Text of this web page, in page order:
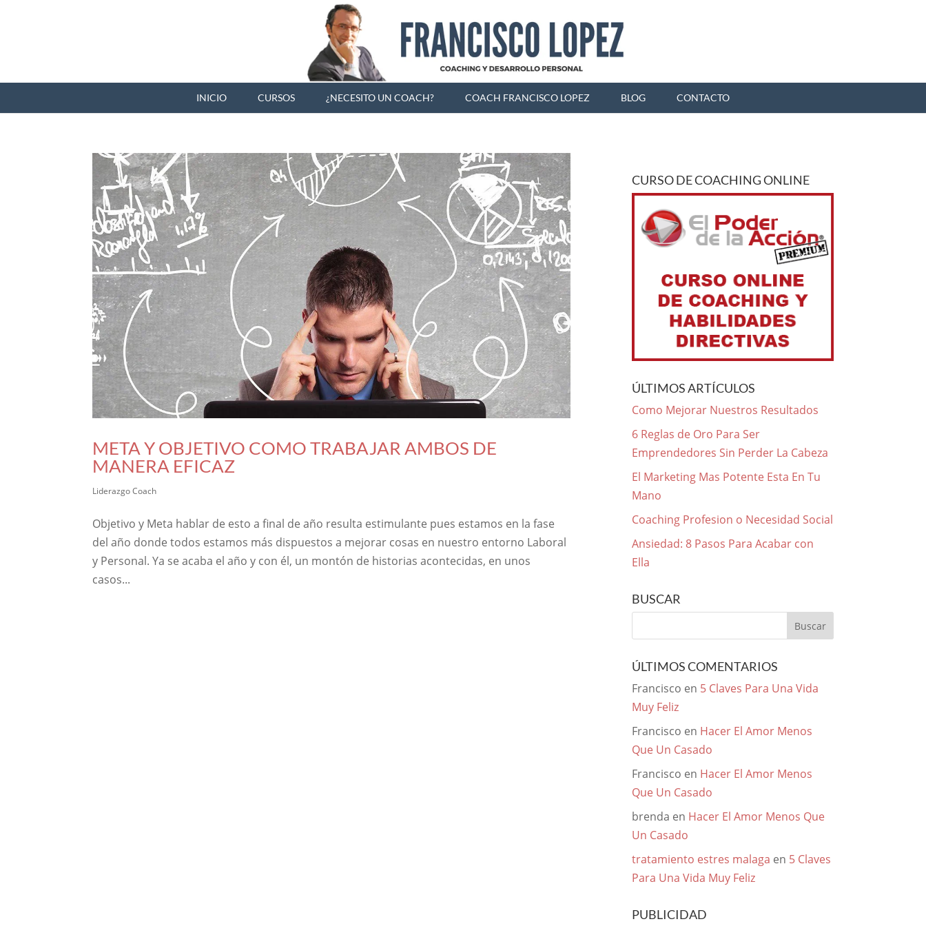
INICIO CURSOS ¿NECESITO UN COACH? COACH FRANCISCO LOPEZ BLOG CONTACTO
META Y OBJETIVO COMO TRABAJAR AMBOS DE
MANERA EFICAZ
Liderazgo Coach
Objetivo y Meta hablar de esto a final de año resulta estimulante pues estamos en la fase
del año donde todos estamos más dispuestos a mejorar cosas en nuestro entorno Laboral
y Personal. Ya se acaba el año y con él, un montón de historias acontecidas, en unos
casos...
CURSO DE COACHING ONLINE
ÚLTIMOS ARTÍCULOS
Como Mejorar Nuestros Resultados
6 Reglas de Oro Para Ser
Emprendedores Sin Perder La Cabeza
El Marketing Mas Potente Esta En Tu
Mano
Coaching Profesion o Necesidad Social
Ansiedad: 8 Pasos Para Acabar con
Ella
BUSCAR
ÚLTIMOS COMENTARIOS
Francisco en 5 Claves Para Una Vida
Muy Feliz
Francisco en Hacer El Amor Menos
Que Un Casado
Francisco en Hacer El Amor Menos
Que Un Casado
brenda en Hacer El Amor Menos Que
Un Casado
tratamiento estres malaga en 5 Claves
Para Una Vida Muy Feliz
PUBLICIDAD